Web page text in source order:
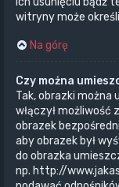
witryny może
Na górę
Czy można
Tak, obrazki
włączył możliwość
obrazek
aby obrazek był
do obrazka
np. http://